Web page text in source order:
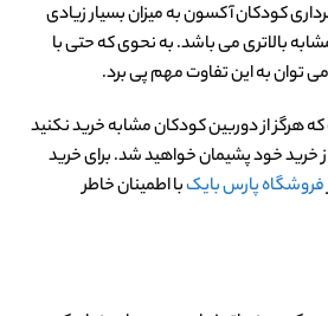
کودکان آکسون به میزان بسیار زیادی
بالاتری می باشد. به نحوی که حتی با
توان به این تفاوت مهم پی برد.
هرگز از دوربین کودکان مشابه خرید نکنید
خرید خود پشیمان خواهید شد. برای خرید
فروشگاه پارس بایکبا اطمینان خاطر